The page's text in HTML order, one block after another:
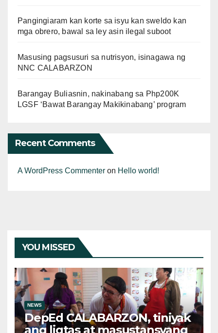
Pangingiaram kan korte sa isyu kan sweldo kan
mga obrero, bawal sa ley asin ilegal suboot
Masusing pagsusuri sa nutrisyon, isinagawa ng
NNC CALABARZON
Barangay Buliasnin, nakinabang sa Php200K
LGSF ‘Bawat Barangay Makikinabang’ program
Recent Comments
A WordPress Commenter on Hello world!
YOU MISSED
NEWS
DepEd CALABARZON, tiniyak
ang ligtas at masustansyang